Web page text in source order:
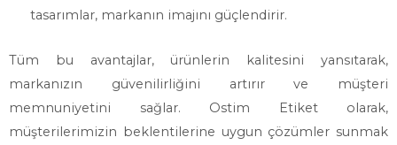
tasarımlar, markanın imajını güçlendirir.
Tüm bu avantajlar, ürünlerin kalitesini yansıtarak,
markanızın güvenilirliğini artırır ve müşteri
memnuniyetini sağlar. Ostim Etiket olarak,
müşterilerimizin beklentilerine uygun çözümler sunmak